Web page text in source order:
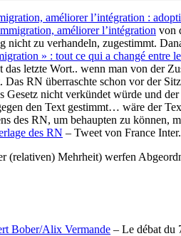
améliorer l’intégration :
améliorer l’intégration von
zu verhandeln, zugestimmt.
» : tout ce qui a changé entre
letzte Wort.. wenn man von der
RN überraschte schon vor der
nicht verkündet würde und
den Text gestimmt… wäre der
des RN, um behaupten zu können,
des RN – Tweet von France Inter.
Mehrheit) werfen
Bober/Alix Vermande – Le débat du